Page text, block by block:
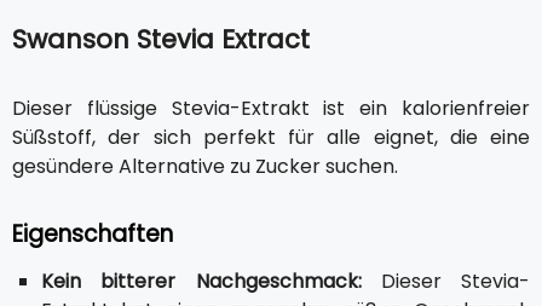
Swanson Stevia Extract
Dieser flüssige Stevia-Extrakt ist ein kalorienfreier
Süßstoff, der sich perfekt für alle eignet, die eine
gesündere Alternative zu Zucker suchen.
Eigenschaften
Kein bitterer Nachgeschmack:Dieser Stevia-